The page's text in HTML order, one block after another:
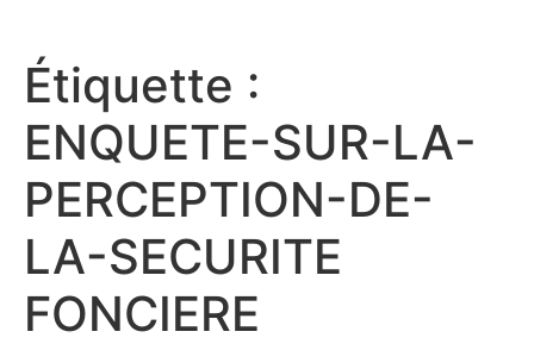
Étiquette :
ENQUETE-SUR-LA-
PERCEPTION-DE-
LA-SECURITE
FONCIERE